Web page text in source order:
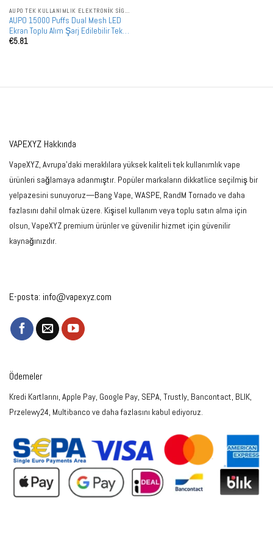
AUPO TEK KULLANIMLIK ELEKTRONIK SIGARALAR
AUPO 15000 Puffs Dual Mesh LED
Ekran Toplu Alım Şarj Edilebilir Tek
Kullanımlık Vape Toptan Satış
€5.81
VAPEXYZ Hakkında
VapeXYZ, Avrupa'daki meraklılara yüksek kaliteli tek kullanımlık vape
ürünleri sağlamaya adanmıştır. Popüler markaların dikkatlice seçilmiş bir
yelpazesini sunuyoruz—Bang Vape, WASPE, RandM Tornado ve daha
fazlasını dahil olmak üzere. Kişisel kullanım veya toplu satın alma için
olsun, VapeXYZ premium ürünler ve güvenilir hizmet için güvenilir
kaynağınızdır.
E-posta: info@vapexyz.com
Ödemeler
Kredi Kartlarını, Apple Pay, Google Pay, SEPA, Trustly, Bancontact, BLIK,
Przelewy24, Multibanco ve daha fazlasını kabul ediyoruz.